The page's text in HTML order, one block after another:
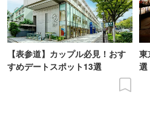
【表参道】カップル必見！おす
すめデートスポット13選
東
選